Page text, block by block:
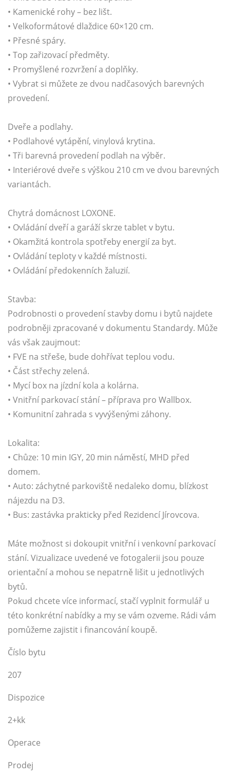
• Kamenické rohy – bez lišt.
• Velkoformátové dlaždice 60×120 cm.
• Přesné spáry.
• Top zařizovací předměty.
• Promyšlené rozvržení a doplňky.
• Vybrat si můžete ze dvou nadčasových barevných
provedení.
Dveře a podlahy.
• Podlahové vytápění, vinylová krytina.
• Tři barevná provedení podlah na výběr.
• Interiérové dveře s výškou 210 cm ve dvou barevných
variantách.
Chytrá domácnost LOXONE.
• Ovládání dveří a garáží skrze tablet v bytu.
• Okamžitá kontrola spotřeby energií za byt.
• Ovládání teploty v každé místnosti.
• Ovládání předokenních žaluzií.
Stavba:
Podrobnosti o provedení stavby domu i bytů najdete
podrobněji zpracované v dokumentu Standardy. Může
vás však zaujmout:
• FVE na střeše, bude dohřívat teplou vodu.
• Část střechy zelená.
• Mycí box na jízdní kola a kolárna.
• Vnitřní parkovací stání – příprava pro Wallbox.
• Komunitní zahrada s vyvýšenými záhony.
Lokalita:
• Chůze: 10 min IGY, 20 min náměstí, MHD před
domem.
• Auto: záchytné parkoviště nedaleko domu, blízkost
nájezdu na D3.
• Bus: zastávka prakticky před Rezidencí Jírovcova.
Máte možnost si dokoupit vnitřní i venkovní parkovací
stání. Vizualizace uvedené ve fotogalerii jsou pouze
orientační a mohou se nepatrně lišit u jednotlivých
bytů.
Pokud chcete více informací, stačí vyplnit formulář u
této konkrétní nabídky a my se vám ozveme. Rádi vám
pomůžeme zajistit i financování koupě.
Číslo bytu
207
Dispozice
2+kk
Operace
Prodej